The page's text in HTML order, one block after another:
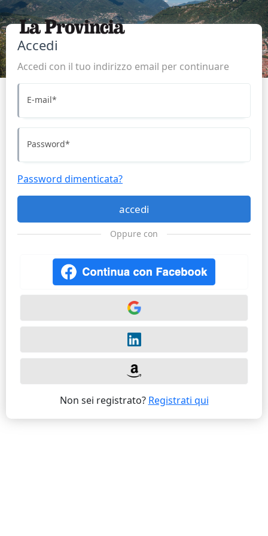
Accedi
Accedi con il tuo indirizzo email per continuare
E-mail*
Password*
Password dimenticata?
accedi
Oppure con
Non sei registrato? Registrati qui